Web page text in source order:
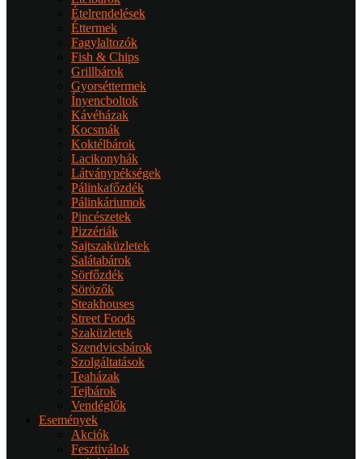
Ételrendelések
Éttermek
Fagylaltozók
Fish & Chips
Grillbárok
Gyorséttermek
Ínyencboltok
Kávéházak
Kocsmák
Koktélbárok
Lacikonyhák
Látványpékségek
Pálinkafőzdék
Pálinkáriumok
Pincészetek
Pizzériák
Sajtszaküzletek
Salátabárok
Sörfőzdék
Sörözők
Steakhouses
Street Foods
Szaküzletek
Szendvicsbárok
Szolgáltatások
Teaházak
Tejbárok
Vendéglők
Események
Akciók
Fesztiválok